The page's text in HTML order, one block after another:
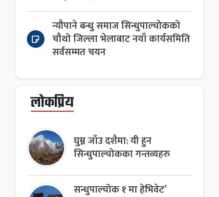
न्यौपाने बन्धु समाज सिन्धुपाल्चोकको
चौथो जिल्ला भेलाबाट नयाँ कार्यसमिति
सर्वसम्मत चयन
लोकप्रिय
घुम्न जाँउ दशैमा: यी हुन
सिन्धुपाल्चोकका गन्तव्यहरु
सन्धुपाल्चोक १ मा हेभिवेट’